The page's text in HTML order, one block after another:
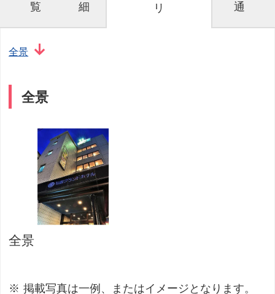
覧
細
リ
通
全景
全景
全景
掲載写真は一例、またはイメージとなります。